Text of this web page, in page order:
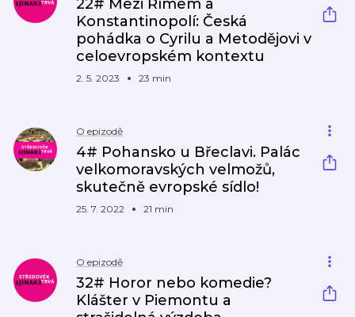
22# Mezi Římem a
Konstantinopolí: Česká
pohádka o Cyrilu a Metodějovi v
celoevropském kontextu
2. 5. 2023 23 min
O epizodě
4# Pohansko u Břeclavi. Palác
velkomoravských velmožů,
skutečně evropské sídlo!
25. 7. 2022 21 min
O epizodě
32# Horor nebo komedie?
Klášter v Piemontu a